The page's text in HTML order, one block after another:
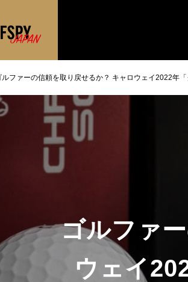
ルファーの信頼を取り戻せるか？ キャロウェイ2022年
ゴルファ
ウェイ
新製品情報
達・実践テクニック
ー
フェアウェイウッド
※メーカー名や